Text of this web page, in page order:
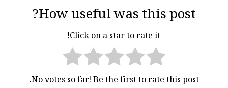
How useful was this post?
Click on a star to rate it!
No votes so far! Be the first to rate this post.